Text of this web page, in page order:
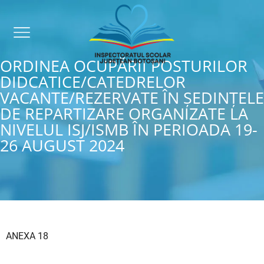
ORDINEA OCUPĂRII POSTURILOR
DIDCATICE/CATEDRELOR
VACANTE/REZERVATE ÎN ŞEDINŢELE
DE REPARTIZARE ORGANIZATE LA
NIVELUL ISJ/ISMB ÎN PERIOADA 19-
26 AUGUST 2024
ANEXA 18